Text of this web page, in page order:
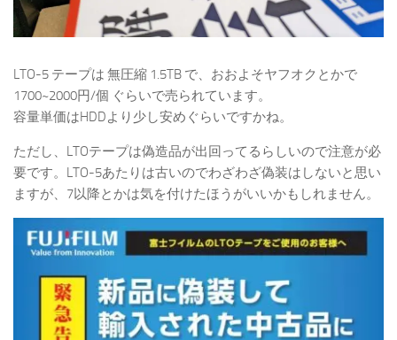
LTO-5 テープは 無圧縮 1.5TB で、おおよそヤフオクとかで
1700~2000円/個 ぐらいで売られています。
容量単価はHDDより少し安めぐらいですかね。
ただし、LTOテープは偽造品が出回ってるらしいので注意が必
要です。LTO-5あたりは古いのでわざわざ偽装はしないと思い
ますが、7以降とかは気を付けたほうがいいかもしれません。